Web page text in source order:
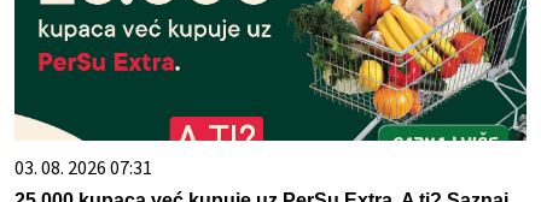
03. 08. 2026 07:31